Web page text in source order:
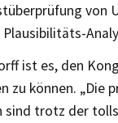
ist es, den
zu können. „Die
sind trotz der